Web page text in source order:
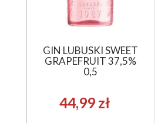
GIN LUBUSKI SWEET
GRAPEFRUIT 37,5%
0,5
44,99 zł